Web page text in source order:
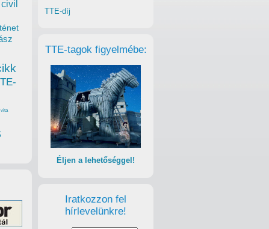
TTE-díj
TTE-tagok figyelmébe:
Éljen a lehetőséggel!
Iratkozzon fel
hírlevelünkre!
civil
vita